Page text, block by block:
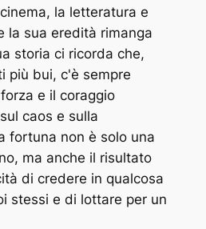
la letteratura e
la sua eredità rimanga
storia ci ricorda che,
più bui, c'è sempre
e il coraggio
caos e sulla
fortuna non è solo una
ma anche il risultato
di credere in qualcosa
stessi e di lottare per un